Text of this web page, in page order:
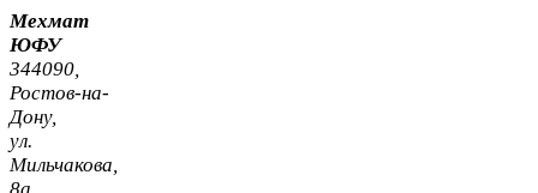
Мехмат
ЮФУ
344090,
Ростов-​на-​
Дону,
ул.
Мильчакова,